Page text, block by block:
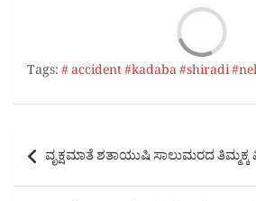
Tags:# accident #kadaba #shiradi
Post
navigation
ವೃಕ್ಷಮಾತೆ ಶತಾಯುಷಿ ಸಾಲುಮರದ